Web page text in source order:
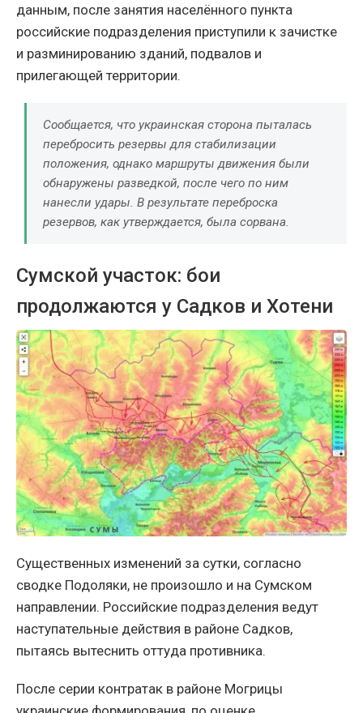
данным, после занятия населённого пункта
российские подразделения приступили к зачистке
и разминированию зданий, подвалов и
прилегающей территории.
Сообщается, что украинская сторона пыталась
перебросить резервы для стабилизации
положения, однако маршруты движения были
обнаружены разведкой, после чего по ним
нанесли удары. В результате переброска
резервов, как утверждается, была сорвана.
Сумской участок: бои
продолжаются у Садков и Хотени
Существенных изменений за сутки, согласно
сводке Подоляки, не произошло и на Сумском
направлении. Российские подразделения ведут
наступательные действия в районе Садков,
пытаясь вытеснить оттуда противника.
После серии контратак в районе Могрицы